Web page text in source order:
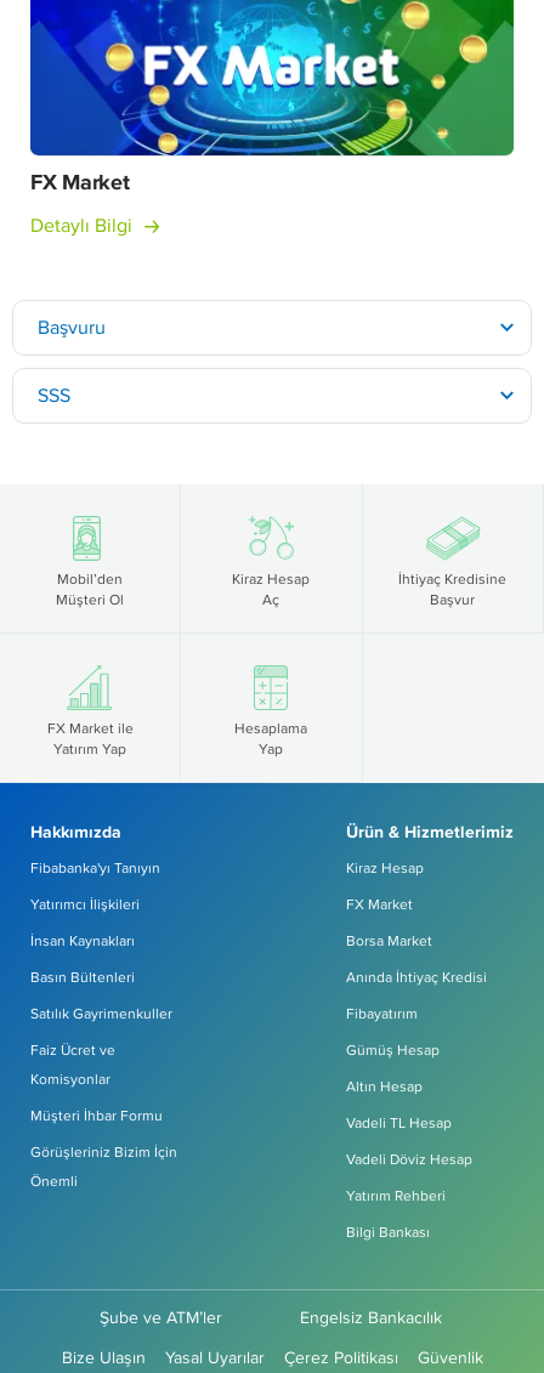
FX Market
Detaylı Bilgi
Başvuru
SSS
Mobil’den
Müşteri Ol
Kiraz Hesap
Aç
İhtiyaç Kredisine
Başvur
FX Market ile
Yatırım Yap
Hesaplama
Yap
Hakkımızda
Fibabanka'yı Tanıyın
Yatırımcı İlişkileri
İnsan Kaynakları
Basın Bültenleri
Satılık Gayrimenkuller
Faiz Ücret ve
Komisyonlar
Müşteri İhbar Formu
Görüşleriniz Bizim İçin
Önemli
Ürün & Hizmetlerimiz
Kiraz Hesap
FX Market
Borsa Market
Anında İhtiyaç Kredisi
Fibayatırım
Gümüş Hesap
Altın Hesap
Vadeli TL Hesap
Vadeli Döviz Hesap
Yatırım Rehberi
Bilgi Bankası
Şube ve ATM’ler
Engelsiz Bankacılık
Bize Ulaşın
Yasal Uyarılar Çerez Politikası Güvenlik